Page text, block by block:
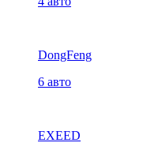
DongFeng
6 авто
EXEED